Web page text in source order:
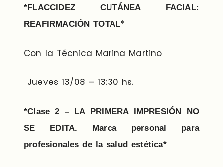
*FLACCIDEZ CUTÁNEA FACIAL:
REAFIRMACIÓN TOTAL*
Con la Técnica Marina Martino
Jueves 13/08 – 13:30 hs.
*Clase 2 – LA PRIMERA IMPRESIÓN NO
SE EDITA. Marca personal para
profesionales de la salud estética*